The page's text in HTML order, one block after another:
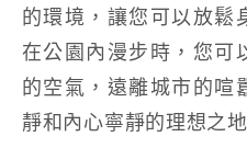
的環境，讓您可以放鬆
在公園內漫步時，您可
的空氣，遠離城市的喧
靜和內心寧靜的理想之地